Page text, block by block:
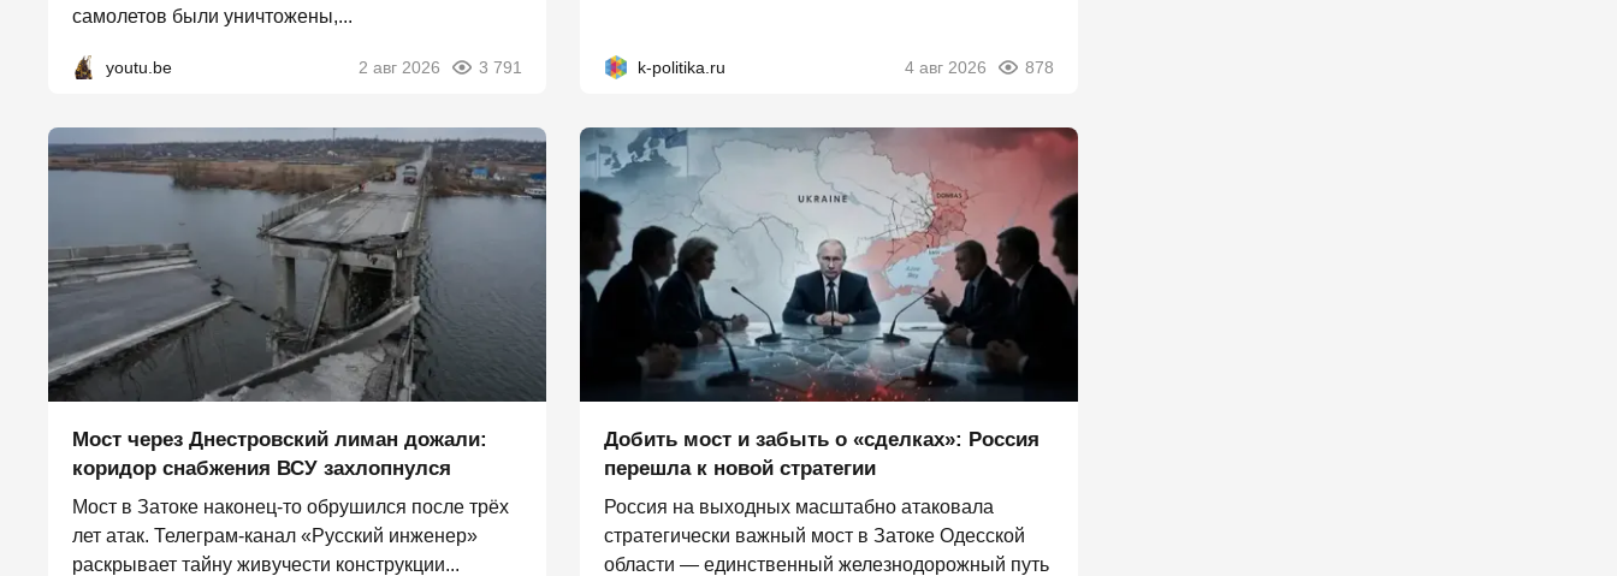
самолетов были уничтожены,...
youtu.be 2 авг 2026 3 791 k-politika.ru 4 авг 2026 878
Мост через Днестровский лиман дожали:
коридор снабжения ВСУ захлопнулся
Мост в Затоке наконец-то обрушился после трёх
лет атак. Телеграм-канал «Русский инженер»
раскрывает тайну живучести конструкции...
Добить мост и забыть о «сделках»: Россия
перешла к новой стратегии
Россия на выходных масштабно атаковала
стратегически важный мост в Затоке Одесской
области — единственный железнодорожный путь